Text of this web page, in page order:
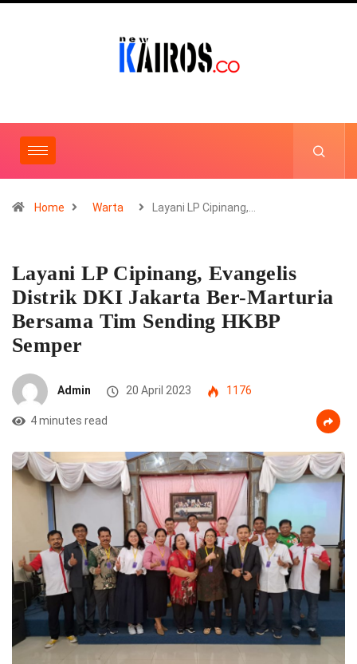
Home Warta Layani LP Cipinang,…
Layani LP Cipinang, Evangelis
Distrik DKI Jakarta Ber-Marturia
Bersama Tim Sending HKBP
Semper
Admin 20 April 2023 1176
4 minutes read